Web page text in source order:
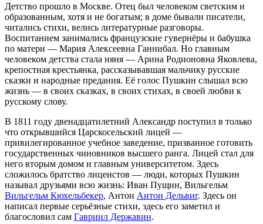
Детство прошло в Москве. Отец был человеком светским и
образованным, хотя и не богатым; в доме бывали писатели,
читались стихи, велись литературные разговоры.
Воспитанием занимались французские гувернёры и бабушка
по матери — Мария Алексеевна Ганнибал. Но главным
человеком детства стала няня — Арина Родионовна Яковлева,
крепостная крестьянка, рассказывавшая мальчику русские
сказки и народные предания. Её голос Пушкин слышал всю
жизнь — в своих сказках, в своих стихах, в своей любви к
русскому слову.
В 1811 году двенадцатилетний Александр поступил в только
что открывшийся Царскосельский лицей —
привилегированное учебное заведение, призванное готовить
государственных чиновников высшего ранга. Лицей стал для
него вторым домом и главным университетом. Здесь
сложилось братство лицеистов — люди, которых Пушкин
называл друзьями всю жизнь: Иван Пущин, Вильгельм
Вильгельм Кюхельбекер, Антон Антон Дельвиг. Здесь он
написал первые серьёзные стихи, здесь его заметил и
благословил сам Гавриил Державин.